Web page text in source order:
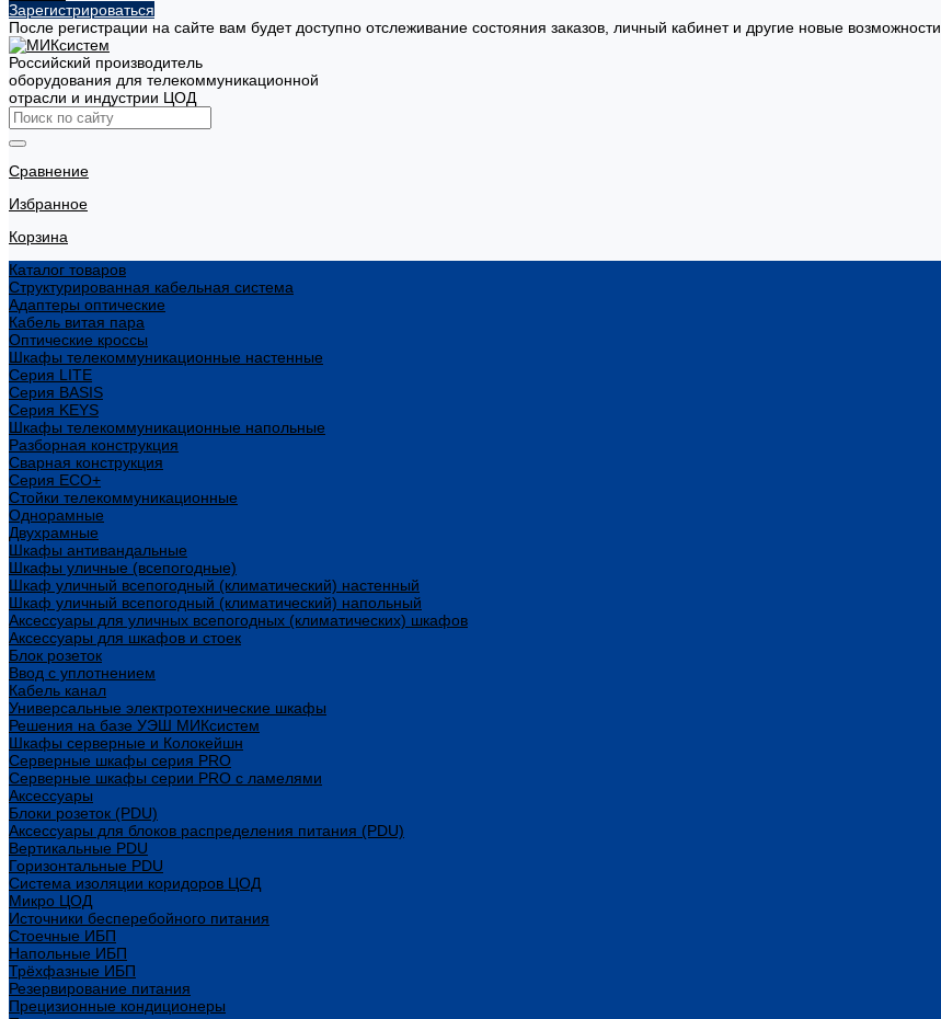
Зарегистрироваться
После регистрации на сайте вам будет доступно отслеживание состояния заказов, личный кабинет и другие новые возможности
Российский производитель
оборудования для телекоммуникационной
отрасли и индустрии ЦОД
Сравнение
Избранное
Корзина
Каталог товаров
Структурированная кабельная система
Адаптеры оптические
Кабель витая пара
Оптические кроссы
Шкафы телекоммуникационные настенные
Cерия LITE
Cерия BASIS
Cерия KEYS
Шкафы телекоммуникационные напольные
Разборная конструкция
Сварная конструкция
Серия ECO+
Стойки телекоммуникационные
Однорамные
Двухрамные
Шкафы антивандальные
Шкафы уличные (всепогодные)
Шкаф уличный всепогодный (климатический) настенный
Шкаф уличный всепогодный (климатический) напольный
Аксессуары для уличных всепогодных (климатических) шкафов
Аксессуары для шкафов и стоек
Блок розеток
Ввод с уплотнением
Кабель канал
Универсальные электротехнические шкафы
Решения на базе УЭШ МИКсистем
Шкафы серверные и Колокейшн
Серверные шкафы серия PRO
Серверные шкафы серии PRO с ламелями
Аксессуары
Блоки розеток (PDU)
Аксессуары для блоков распределения питания (PDU)
Вертикальные PDU
Горизонтальные PDU
Система изоляции коридоров ЦОД
Микро ЦОД
Источники бесперебойного питания
Стоечные ИБП
Напольные ИБП
Трёхфазные ИБП
Резервирование питания
Прецизионные кондиционеры